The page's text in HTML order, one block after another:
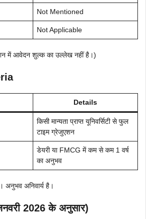
Not Mentioned
Not Applicable
में आवेदन शुल्क का उल्लेख नहीं है।)
Details
किसी मान्यता प्राप्त यूनिवर्सिटी से फुल
टाइम ग्रेजुएशन
डेयरी या FMCG में कम से कम 1 वर्ष
का अनुभव
अनुभव अनिवार्य है।
2026 के अनुसार)